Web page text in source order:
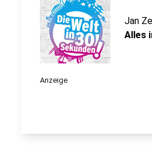
Jan
Alles
Anzeige